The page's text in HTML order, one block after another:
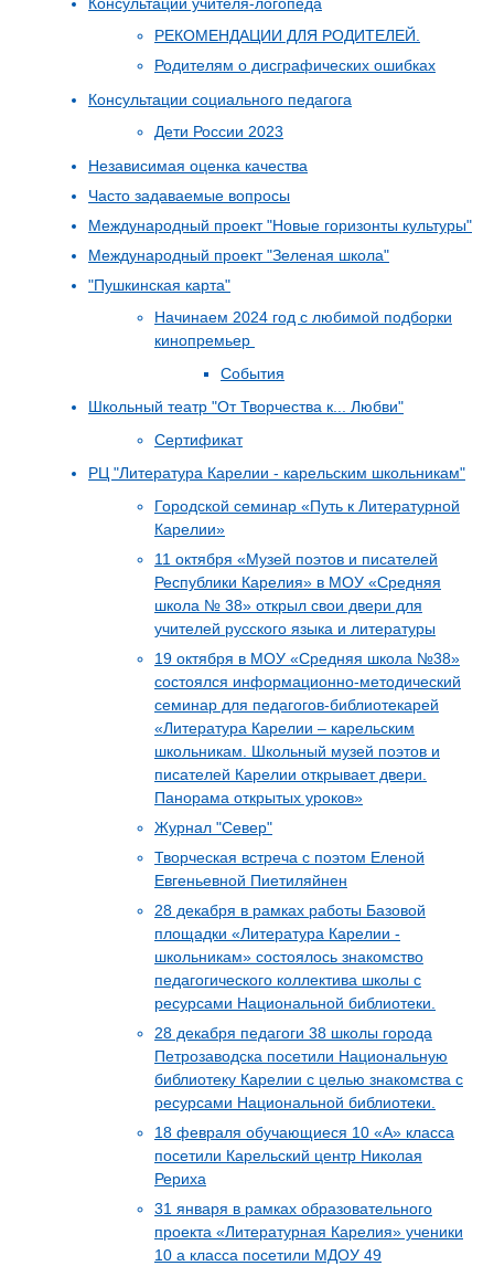
РЕКОМЕНДАЦИИ ДЛЯ РОДИТЕЛЕЙ.
Родителям о дисграфических ошибках
Консультации социального педагога
Дети России 2023
Независимая оценка качества
Часто задаваемые вопросы
Международный проект "Новые горизонты культуры"
Международный проект "Зеленая школа"
"Пушкинская карта"
Начинаем 2024 год с любимой подборки
кинопремьер
События
Школьный театр "От Творчества к... Любви"
Сертификат
РЦ "Литература Карелии - карельским школьникам"
Городской семинар «Путь к Литературной
Карелии»
11 октября «Музей поэтов и писателей
Республики Карелия» в МОУ «Средняя
школа № 38» открыл свои двери для
учителей русского языка и литературы
19 октября в МОУ «Средняя школа №38»
состоялся информационно-методический
семинар для педагогов-библиотекарей
«Литература Карелии – карельским
школьникам. Школьный музей поэтов и
писателей Карелии открывает двери.
Панорама открытых уроков»
Журнал "Север"
Творческая встреча с поэтом Еленой
Евгеньевной Пиетиляйнен
28 декабря в рамках работы Базовой
площадки «Литература Карелии -
школьникам» состоялось знакомство
педагогического коллектива школы с
ресурсами Национальной библиотеки.
28 декабря педагоги 38 школы города
Петрозаводска посетили Национальную
библиотеку Карелии с целью знакомства с
ресурсами Национальной библиотеки.
18 февраля обучающиеся 10 «А» класса
посетили Карельский центр Николая
Рериха
31 января в рамках образовательного
проекта «Литературная Карелия» ученики
10 а класса посетили МДОУ 49